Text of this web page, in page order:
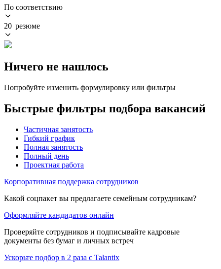
По соответствию
20 резюме
Ничего не нашлось
Попробуйте изменить формулировку или фильтры
Быстрые фильтры подбора вакансий
Частичная занятость
Гибкий график
Полная занятость
Полный день
Проектная работа
Корпоративная поддержка сотрудников
Какой соцпакет вы предлагаете семейным сотрудникам?
Оформляйте кандидатов онлайн
Проверяйте сотрудников и подписывайте кадровые
документы без бумаг и личных встреч
Ускорьте подбор в 2 раза с Talantix